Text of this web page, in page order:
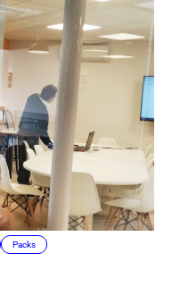
Packs